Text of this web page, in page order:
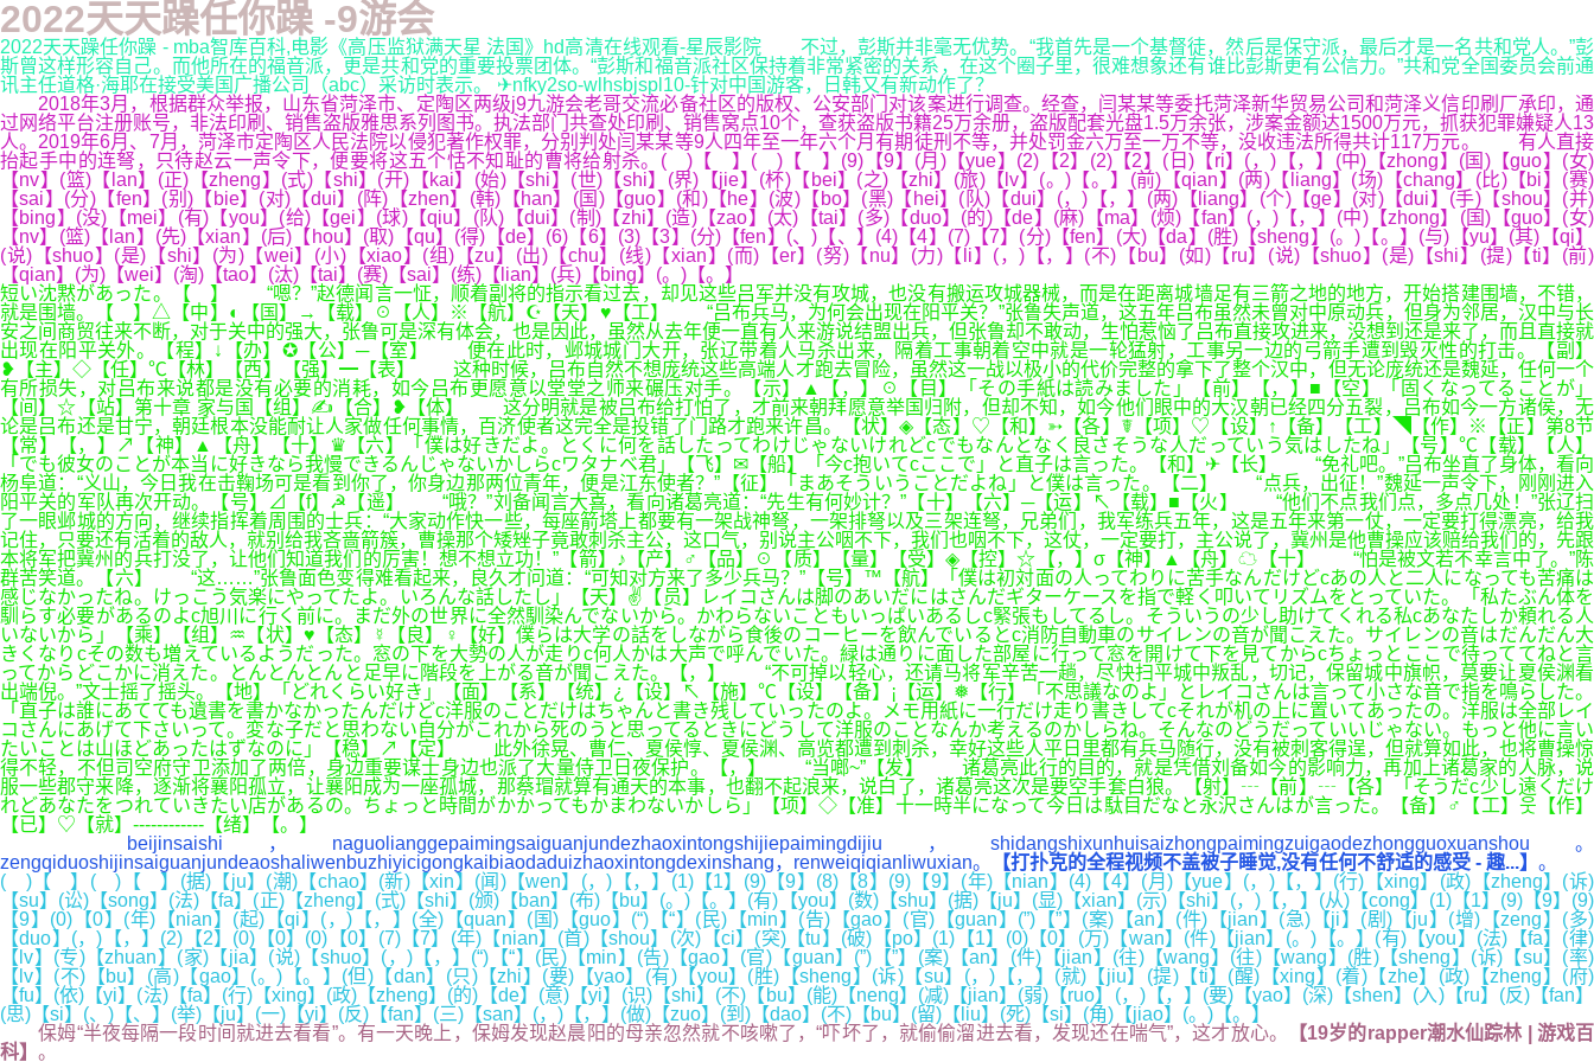
2022天天躁任你躁 -9游会
2022天天躁任你躁 - mba智库百科,电影《高压监狱满天星 法国》hd高清在线观看-星辰影院 不过，彭斯并非毫无优势。“我首先是一个基督徒，然后是保守派，最后才是一名共和党人。”彭
斯曾这样形容自己。而他所在的福音派，更是共和党的重要投票团体。“彭斯和福音派社区保持着非常紧密的关系，在这个圈子里，很难想象还有谁比彭斯更有公信力。”共和党全国委员会前通
讯主任道格·海耶在接受美国广播公司（abc）采访时表示。 ✈nfky2so-wlhsbjspl10-针对中国游客，日韩又有新动作了？
2018年3月，根据群众举报，山东省菏泽市、定陶区两级j9九游会老哥交流必备社区的版权、公安部门对该案进行调查。经查，闫某某等委托菏泽新华贸易公司和菏泽义信印刷厂承印，通
过网络平台注册账号，非法印刷、销售盗版雅思系列图书。执法部门共查处印刷、销售窝点10个，查获盗版书籍25万余册，盗版配套光盘1.5万余张，涉案金额达1500万元，抓获犯罪嫌疑人13
人。2019年6月、7月，菏泽市定陶区人民法院以侵犯著作权罪，分别判处闫某某等9人四年至一年六个月有期徒刑不等，并处罚金六万至一万不等，没收违法所得共计117万元。 有人直接
抬起手中的连弩，只待赵云一声令下，便要将这五个恬不知耻的曹将给射杀。( )【 】( )【 】(9)【9】(月)【yue】(2)【2】(2)【2】(日)【ri】(，)【，】(中)【zhong】(国)【guo】(女)
【nv】(篮)【lan】(正)【zheng】(式)【shi】(开)【kai】(始)【shi】(世)【shi】(界)【jie】(杯)【bei】(之)【zhi】(旅)【lv】(。)【。】(前)【qian】(两)【liang】(场)【chang】(比)【bi】(赛)
【sai】(分)【fen】(别)【bie】(对)【dui】(阵)【zhen】(韩)【han】(国)【guo】(和)【he】(波)【bo】(黑)【hei】(队)【dui】(，)【，】(两)【liang】(个)【ge】(对)【dui】(手)【shou】(并)
【bing】(没)【mei】(有)【you】(给)【gei】(球)【qiu】(队)【dui】(制)【zhi】(造)【zao】(太)【tai】(多)【duo】(的)【de】(麻)【ma】(烦)【fan】(，)【，】(中)【zhong】(国)【guo】(女)
【nv】(篮)【lan】(先)【xian】(后)【hou】(取)【qu】(得)【de】(6)【6】(3)【3】(分)【fen】(、)【、】(4)【4】(7)【7】(分)【fen】(大)【da】(胜)【sheng】(。)【。】(与)【yu】(其)【qi】
(说)【shuo】(是)【shi】(为)【wei】(小)【xiao】(组)【zu】(出)【chu】(线)【xian】(而)【er】(努)【nu】(力)【li】(，)【，】(不)【bu】(如)【ru】(说)【shuo】(是)【shi】(提)【ti】(前)
【qian】(为)【wei】(淘)【tao】(汰)【tai】(赛)【sai】(练)【lian】(兵)【bing】(。)【。】
短い沈黙があった。【 】 “嗯？”赵德闻言一怔，顺着副将的指示看过去，却见这些吕军并没有攻城，也没有搬运攻城器械，而是在距离城墙足有三箭之地的地方，开始搭建围墙，不错，
就是围墙。【 】△【中】◐【国】→【载】☉【人】※【航】☪【天】♥【工】 “吕布兵马，为何会出现在阳平关？”张鲁失声道，这五年吕布虽然未曾对中原动兵，但身为邻居，汉中与长
安之间商贸往来不断，对于关中的强大，张鲁可是深有体会，也是因此，虽然从去年便一直有人来游说结盟出兵，但张鲁却不敢动，生怕惹恼了吕布直接攻进来，没想到还是来了，而且直接就
出现在阳平关外。【程】↓【办】✪【公】─【室】 便在此时，邺城城门大开，张辽带着人马杀出来，隔着工事朝着空中就是一轮猛射，工事另一边的弓箭手遭到毁灭性的打击。【副】
❥【主】◇【任】℃【林】【西】【强】━【表】 这种时候，吕布自然不想庞统这些高端人才跑去冒险，虽然这一战以极小的代价完整的拿下了整个汉中，但无论庞统还是魏延，任何一个
有所损失，对吕布来说都是没有必要的消耗，如今吕布更愿意以堂堂之师来碾压对手。【示】▲【，】☉【目】「その手紙は読みました」【前】【，】■【空】「固くなってることが」
【间】☆【站】第十章 家与国【组】✍【合】❥【体】 这分明就是被吕布给打怕了，才前来朝拜愿意举国归附，但却不知，如今他们眼中的大汉朝已经四分五裂，吕布如今一方诸侯，无
论是吕布还是甘宁，朝廷根本没能耐让人家做任何事情，百济使者这完全是投错了门路才跑来许昌。【状】◈【态】♡【和】➳【各】☤【项】♡【设】↑【备】【工】◥【作】※【正】第8节
【常】【，】↗【神】▲【舟】【十】♛【六】「僕は好きだよ。とくに何を話したってわけじゃないけれどcでもなんとなく良さそうな人だっていう気はしたね」【号】℃【载】【人】
「でも彼女のことが本当に好きなら我慢できるんじゃないかしらcワタナベ君」【飞】✉【船】「今c抱いてcここで」と直子は言った。【和】✈【长】 “免礼吧。”吕布坐直了身体，看向
杨阜道：“义山，今日我在击鞠场可是看到你了，你身边那两位青年，便是江东使者？”【征】「まあそういうことだよね」と僕は言った。【二】 “点兵，出征！”魏延一声令下，刚刚进入
阳平关的军队再次开动。【号】⊿【f】☭【遥】 “哦？”刘备闻言大喜，看向诸葛亮道：“先生有何妙计？”【十】【六】─【运】↖【载】■【火】 “他们不点我们点，多点几处！”张辽扫
了一眼邺城的方向，继续指挥着周围的士兵：“大家动作快一些，每座箭塔上都要有一架战神弩，一架排弩以及三架连弩，兄弟们，我军练兵五年，这是五年来第一仗，一定要打得漂亮，给我
记住，只要还有活着的敌人，就别给我吝啬箭簇，曹操那个矮矬子竟敢刺杀主公，这口气，别说主公咽不下，我们也咽不下，这仗，一定要打，主公说了，冀州是他曹操应该赔给我们的，先跟
本将军把冀州的兵打没了，让他们知道我们的厉害！想不想立功！”【箭】♪【产】♂【品】☉【质】【量】【受】◈【控】☆【，】σ【神】▲【舟】☁【十】 “怕是被文若不幸言中了。”陈
群苦笑道。【六】 “这……”张鲁面色变得难看起来，良久才问道：“可知对方来了多少兵马？”【号】™【航】「僕は初対面の人ってわりに苦手なんだけどcあの人と二人になっても苦痛は
感じなかったね。けっこう気楽にやってたよ。いろんな話したし」【天】✌【员】レイコさんは脚のあいだにはさんだギターケースを指で軽く叩いてリズムをとっていた。「私たぶん体を
馴らす必要があるのよc旭川に行く前に。まだ外の世界に全然馴染んでないから。かわらないこともいっぱいあるしc緊張もしてるし。そういうの少し助けてくれる私cあなたしか頼れる人
いないから」【乘】【组】♒【状】♥【态】☿【良】♀【好】僕らは大学の話をしながら食後のコーヒーを飲んでいるとc消防自動車のサイレンの音が聞こえた。サイレンの音はだんだん大
きくなりcその数も増えているようだった。窓の下を大勢の人が走りc何人かは大声で呼んでいた。緑は通りに面した部屋に行って窓を開けて下を見てからcちょっとここで待っててねと言
ってからどこかに消えた。とんとんとんと足早に階段を上がる音が聞こえた。【，】 “不可掉以轻心，还请马将军辛苦一趟，尽快扫平城中叛乱，切记，保留城中旗帜，莫要让夏侯渊看
出端倪。”文士摇了摇头。【地】「どれくらい好き」【面】【系】【统】¿【设】↖【施】℃【设】【备】¡【运】❅【行】「不思議なのよ」とレイコさんは言って小さな音で指を鳴らした。
「直子は誰にあてても遺書を書かなかったんだけどc洋服のことだけはちゃんと書き残していったのよ。メモ用紙に一行だけ走り書きしてcそれが机の上に置いてあったの。洋服は全部レイ
コさんにあげて下さいって。変な子だと思わない自分がこれから死のうと思ってるときにどうして洋服のことなんか考えるのかしらね。そんなのどうだっていいじゃない。もっと他に言い
たいことは山ほどあったはずなのに」【稳】↗【定】 此外徐晃、曹仁、夏侯惇、夏侯渊、高览都遭到刺杀，幸好这些人平日里都有兵马随行，没有被刺客得逞，但就算如此，也将曹操惊
得不轻，不但司空府守卫添加了两倍，身边重要谋士身边也派了大量侍卫日夜保护。【，】 “当啷~”【发】 诸葛亮此行的目的，就是凭借刘备如今的影响力，再加上诸葛家的人脉，说
服一些郡守来降，逐渐将襄阳孤立，让襄阳成为一座孤城，那蔡瑁就算有通天的本事，也翻不起浪来，说白了，诸葛亮这次是要空手套白狼。【射】┄【前】┄【各】「そうだc少し遠くだけ
れどあなたをつれていきたい店があるの。ちょっと時間がかかってもかまわないかしら」【项】◇【准】十一時半になって今日は駄目だなと永沢さんはが言った。【备】♂【工】웃【作】
【已】♡【就】------------【绪】【。】
beijinsaishi，naguolianggepaimingsaiguanjundezhaoxintongshijiepaimingdijiu，shidangshixunhuisaizhongpaimingzuigaodezhongguoxuanshou。
zengqiduoshijinsaiguanjundeaoshaliwenbuzhiyicigongkaibiaodaduizhaoxintongdexinshang，renweiqiqianliwuxian。
【打扑克的全程视频不盖被子睡觉,没有任何不舒适的感受 - 趣...】 。
( )【 】( )【 】(据)【ju】(潮)【chao】(新)【xin】(闻)【wen】(，)【，】(1)【1】(9)【9】(8)【8】(9)【9】(年)【nian】(4)【4】(月)【yue】(，)【，】(行)【xing】(政)【zheng】(诉)
【su】(讼)【song】(法)【fa】(正)【zheng】(式)【shi】(颁)【ban】(布)【bu】(。)【。】(有)【you】(数)【shu】(据)【ju】(显)【xian】(示)【shi】(，)【，】(从)【cong】(1)【1】(9)【9】(9)
【9】(0)【0】(年)【nian】(起)【qi】(，)【，】(全)【quan】(国)【guo】(“)【“】(民)【min】(告)【gao】(官)【guan】(”)【”】(案)【an】(件)【jian】(急)【ji】(剧)【ju】(增)【zeng】(多)
【duo】(，)【，】(2)【2】(0)【0】(0)【0】(7)【7】(年)【nian】(首)【shou】(次)【ci】(突)【tu】(破)【po】(1)【1】(0)【0】(万)【wan】(件)【jian】(。)【。】(有)【you】(法)【fa】(律)
【lv】(专)【zhuan】(家)【jia】(说)【shuo】(，)【，】(“)【“】(民)【min】(告)【gao】(官)【guan】(”)【”】(案)【an】(件)【jian】(往)【wang】(往)【wang】(胜)【sheng】(诉)【su】(率)
【lv】(不)【bu】(高)【gao】(。)【。】(但)【dan】(只)【zhi】(要)【yao】(有)【you】(胜)【sheng】(诉)【su】(，)【，】(就)【jiu】(提)【ti】(醒)【xing】(着)【zhe】(政)【zheng】(府)
【fu】(依)【yi】(法)【fa】(行)【xing】(政)【zheng】(的)【de】(意)【yi】(识)【shi】(不)【bu】(能)【neng】(减)【jian】(弱)【ruo】(，)【，】(要)【yao】(深)【shen】(入)【ru】(反)【fan】
(思)【si】(、)【、】(举)【ju】(一)【yi】(反)【fan】(三)【san】(，)【，】(做)【zuo】(到)【dao】(不)【bu】(留)【liu】(死)【si】(角)【jiao】(。)【。】
保姆“半夜每隔一段时间就进去看看”。有一天晚上，保姆发现赵晨阳的母亲忽然就不咳嗽了，“吓坏了，就偷偷溜进去看，发现还在喘气”，这才放心。
【19岁的rapper潮水仙踪林 | 游戏百
科】 。